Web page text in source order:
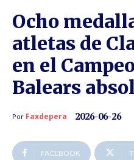
Ocho
atletas de
en el
Balears
Por Faxdepera 2026-06-26
FACEBOOK